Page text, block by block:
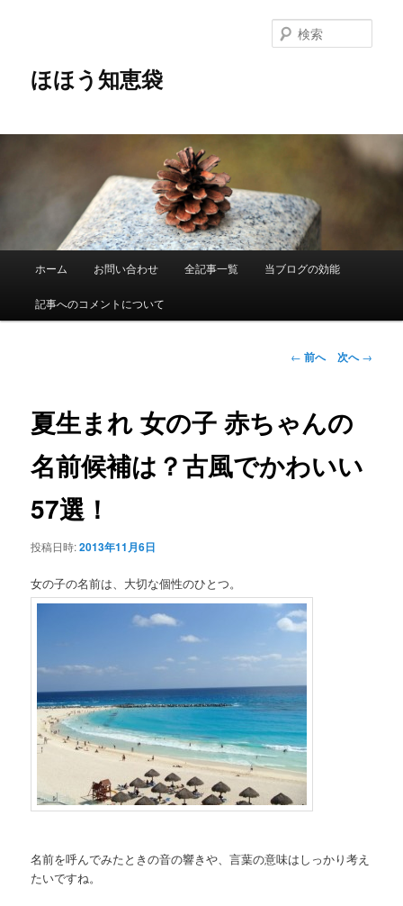
ほほう知恵袋
索
メ
ホーム お問い合わせ 全記事一覧 当ブログの効能
記事へのコメントについて
投
ゲ
シ
← 前へ 次へ→
夏生まれ 女の子 赤ちゃんの
名前候補は？古風でかわいい
57選！
投稿日時:2013年11月6日
女の子の名前は、大切な個性のひとつ。
名前を呼んでみたときの音の響きや、言葉の意味はしっかり考え
たいですね。